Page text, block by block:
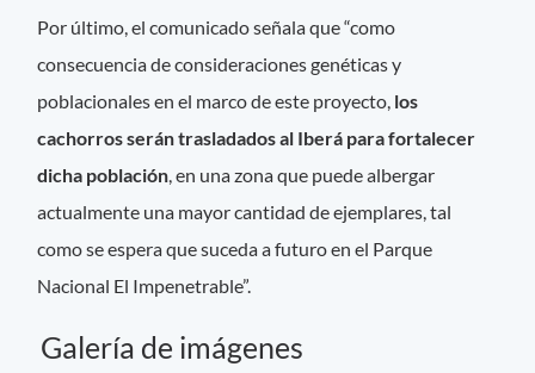
Por último, el comunicado señala que “como
consecuencia de consideraciones genéticas y
poblacionales en el marco de este proyecto, los
cachorros serán trasladados al Iberá para fortalecer
dicha población, en una zona que puede albergar
actualmente una mayor cantidad de ejemplares, tal
como se espera que suceda a futuro en el Parque
Nacional El Impenetrable”.
Galería de imágenes